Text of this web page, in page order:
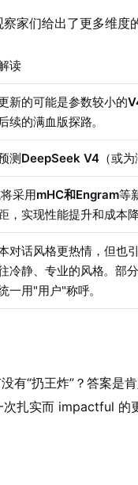
家们给出了更多维度
读
新的可能是参数较小的
续的满血版探路。
测DeepSeek V4 （或
采用mHC和Engram等
，实现性能提升和成本
对话风格更热情，但也
冷静、专业的风格。部
一用"用户"称呼。
有“扔王炸”？答案是
次扎实而 impactful 的